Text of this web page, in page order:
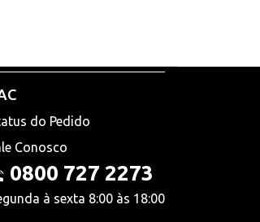
do Pedido
Conosco
0800 727 2273
à sexta 8:00 às 18:00